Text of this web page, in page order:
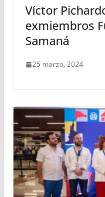
Víctor
exmiembros
Samaná
25 marzo, 2024